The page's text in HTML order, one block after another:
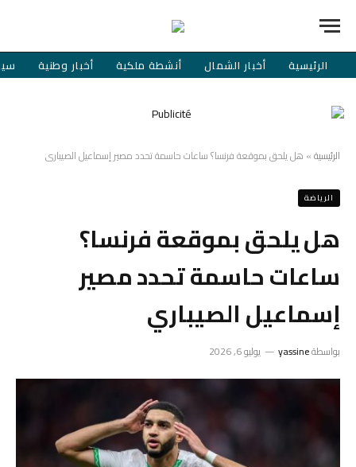
الرئيسية أخبار الشمال أنشطة ملكية أخبار وطنية
الرئيسية» هل يلحق بموقعة فرنسا؟ ساعات حاسمة تحدد مصير إسماعيل الصيباري
الرياضة
هل يلحق بموقعة فرنسا؟
ساعات حاسمة تحدد مصير
إسماعيل الصيباري
بواسطةyassine يوليو 6, 2026